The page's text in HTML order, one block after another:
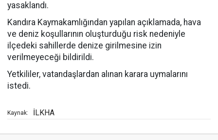
yasaklandı.
Kandıra Kaymakamlığından yapılan açıklamada, hava
ve deniz koşullarının oluşturduğu risk nedeniyle
ilçedeki sahillerde denize girilmesine izin
verilmeyeceği bildirildi.
Yetkililer, vatandaşlardan alınan karara uymalarını
istedi.
Kaynak: İLKHA